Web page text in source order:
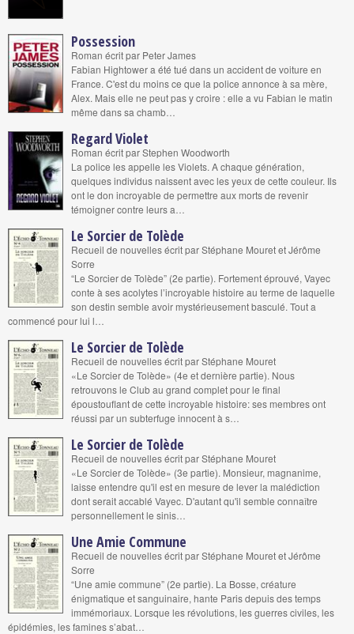
Possession
Roman écrit par Peter James
Fabian Hightower a été tué dans un accident de voiture en
France. C'est du moins ce que la police annonce à sa mère,
Alex. Mais elle ne peut pas y croire : elle a vu Fabian le matin
même dans sa chamb…
Regard Violet
Roman écrit par Stephen Woodworth
La police les appelle les Violets. A chaque génération,
quelques individus naissent avec les yeux de cette couleur. Ils
ont le don incroyable de permettre aux morts de revenir
témoigner contre leurs a…
Le Sorcier de Tolède
Recueil de nouvelles écrit par Stéphane Mouret et Jérôme
Sorre
“Le Sorcier de Tolède” (2e partie). Fortement éprouvé, Vayec
conte à ses acolytes l’incroyable histoire au terme de laquelle
son destin semble avoir mystérieusement basculé. Tout a
commencé pour lui l…
Le Sorcier de Tolède
Recueil de nouvelles écrit par Stéphane Mouret
«Le Sorcier de Tolède» (4e et dernière partie). Nous
retrouvons le Club au grand complet pour le final
époustouflant de cette incroyable histoire: ses membres ont
réussi par un subterfuge innocent à s…
Le Sorcier de Tolède
Recueil de nouvelles écrit par Stéphane Mouret
«Le Sorcier de Tolède» (3e partie). Monsieur, magnanime,
laisse entendre qu'il est en mesure de lever la malédiction
dont serait accablé Vayec. D'autant qu'il semble connaître
personnellement le sinis…
Une Amie Commune
Recueil de nouvelles écrit par Stéphane Mouret et Jérôme
Sorre
“Une amie commune” (2e partie). La Bosse, créature
énigmatique et sanguinaire, hante Paris depuis des temps
immémoriaux. Lorsque les révolutions, les guerres civiles, les
épidémies, les famines s’abat…